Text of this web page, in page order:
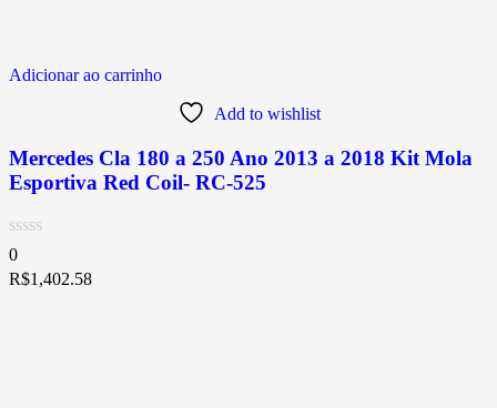
Adicionar ao carrinho
Add to wishlist
Mercedes Cla 180 a 250 Ano 2013 a 2018 Kit Mola
Esportiva Red Coil- RC-525
0
R$1,402.58